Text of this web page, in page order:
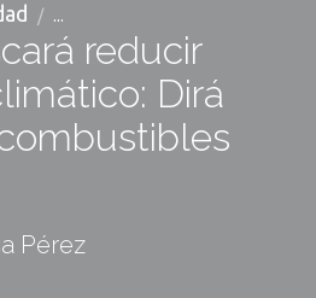
...
reducir
Dirá
Pérez